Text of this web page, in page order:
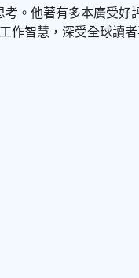
。他著有多本廣受
作智慧，深受全球讀者